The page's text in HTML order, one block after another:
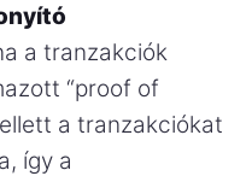
a tranzakciók
“proof of
a tranzakciókat
így a